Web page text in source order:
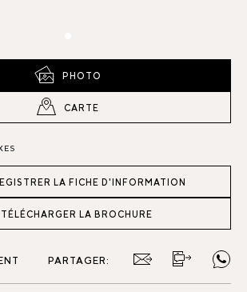
PHOTO
CARTE
LA FICHE D'INFORMATION
TÉLÉCHARGER LA BROCHURE
PARTAGER: